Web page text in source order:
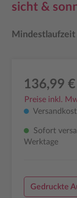
sicht &
136,99 €
Preise inkl.
Sofort
Werktage
Gedruckte